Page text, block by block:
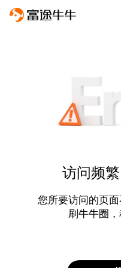
访问频
您所要访问的页
刷牛牛圈